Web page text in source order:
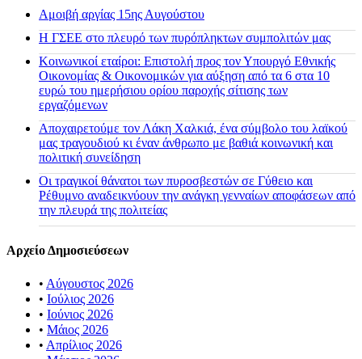
Αμοιβή αργίας 15ης Αυγούστου
H ΓΣΕΕ στο πλευρό των πυρόπληκτων συμπολιτών μας
Κοινωνικοί εταίροι: Επιστολή προς τον Υπουργό Εθνικής
Οικονομίας & Οικονομικών για αύξηση από τα 6 στα 10
ευρώ του ημερήσιου ορίου παροχής σίτισης των
εργαζόμενων
Αποχαιρετούμε τον Λάκη Χαλκιά, ένα σύμβολο του λαϊκού
μας τραγουδιού κι έναν άνθρωπο με βαθιά κοινωνική και
πολιτική συνείδηση
Οι τραγικοί θάνατοι των πυροσβεστών σε Γύθειο και
Ρέθυμνο αναδεικνύουν την ανάγκη γενναίων αποφάσεων από
την πλευρά της πολιτείας
Αρχείο Δημοσιεύσεων
• Αύγουστος 2026
• Ιούλιος 2026
• Ιούνιος 2026
• Μάιος 2026
• Απρίλιος 2026